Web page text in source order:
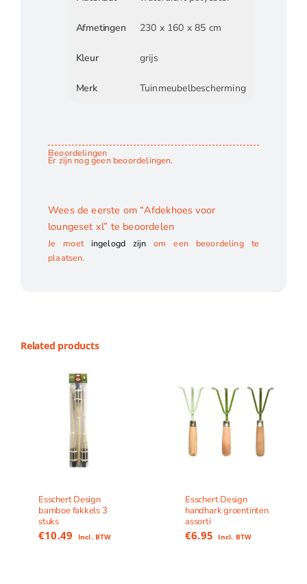
Afmetingen 230 x 160 x 85 cm
Kleur grijs
Merk Tuinmeubelbescherming
Beoordelingen
Er zijn nog geen beoordelingen.
Wees de eerste om “Afdekhoes voor
loungeset xl” te beoordelen
Je moet ingelogd zijn om een beoordeling te
plaatsen.
Related products
Esschert Design
bamboe fakkels 3
stuks
€10.49 Incl. BTW
Esschert Design
handhark groentinten
assorti
€6.95 Incl. BTW